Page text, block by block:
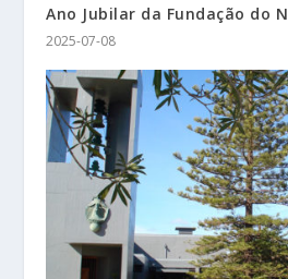
Ano Jubilar da Fundação do
2025-07-08